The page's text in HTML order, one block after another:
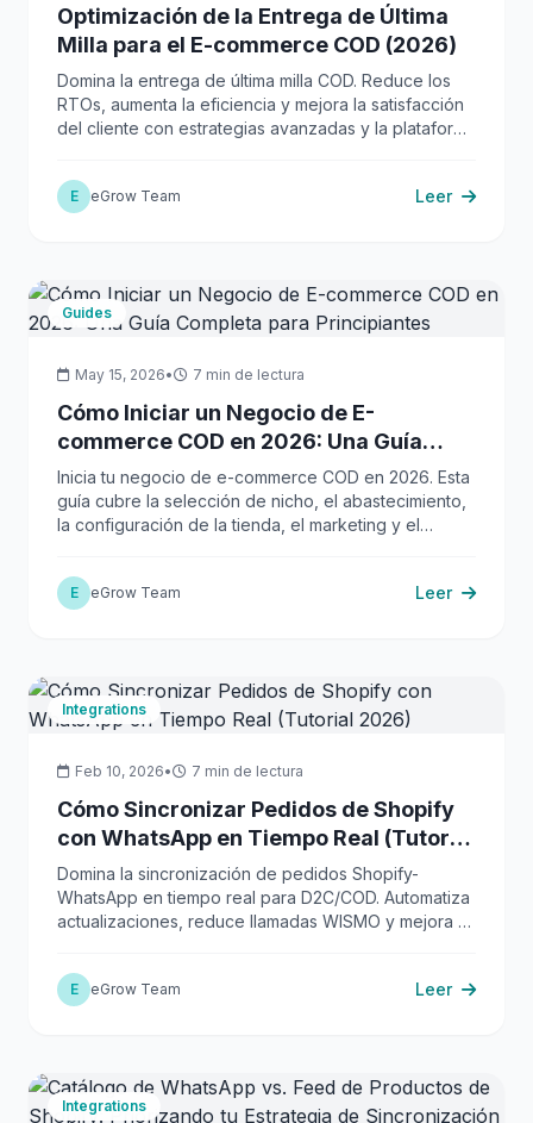
Optimización de la Entrega de Última
Milla para el E-commerce COD (2026)
Domina la entrega de última milla COD. Reduce los
RTOs, aumenta la eficiencia y mejora la satisfacción
del cliente con estrategias avanzadas y la plataforma
E eGrow Team Leer
Guides
May 15, 2026• 7 min de lectura
Cómo Iniciar un Negocio de E-
commerce COD en 2026: Una Guía
Completa para Principiantes
Inicia tu negocio de e-commerce COD en 2026. Esta
guía cubre la selección de nicho, el abastecimiento,
la configuración de la tienda, el marketing y el
E eGrow Team Leer
Integrations
Feb 10, 2026• 7 min de lectura
Cómo Sincronizar Pedidos de Shopify
con WhatsApp en Tiempo Real (Tutorial
2026)
Domina la sincronización de pedidos Shopify-
WhatsApp en tiempo real para D2C/COD. Automatiza
actualizaciones, reduce llamadas WISMO y mejora el
futuro.
E eGrow Team Leer
Integrations